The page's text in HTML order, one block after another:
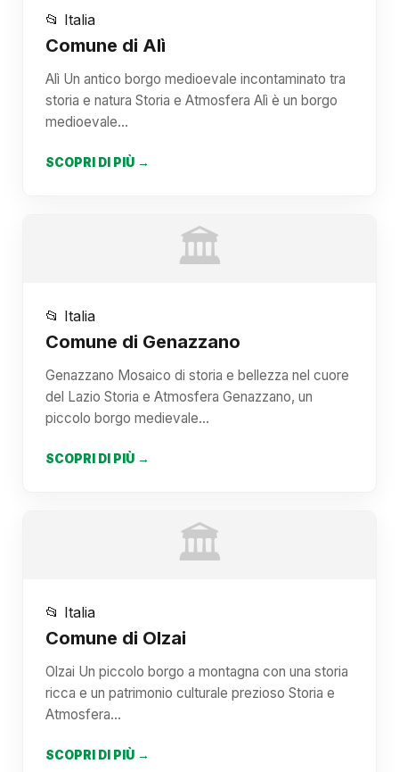
📂 Italia
Comune di Alì
Alì Un antico borgo medioevale incontaminato tra
storia e natura Storia e Atmosfera Alì è un borgo
medioevale…
SCOPRI DI PIÙ →
🏛️
📂 Italia
Comune di Genazzano
Genazzano Mosaico di storia e bellezza nel cuore
del Lazio Storia e Atmosfera Genazzano, un
piccolo borgo medievale…
SCOPRI DI PIÙ →
🏛️
📂 Italia
Comune di Olzai
Olzai Un piccolo borgo a montagna con una storia
ricca e un patrimonio culturale prezioso Storia e
Atmosfera…
SCOPRI DI PIÙ →